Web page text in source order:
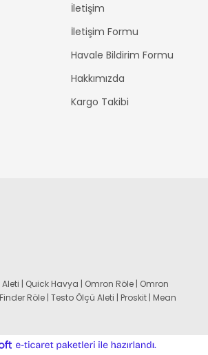
İletişim
İletişim Formu
Havale Bildirim Formu
Hakkımızda
Kargo Takibi
| Quick Havya | Omron Röle | Omron
Röle | Testo Ölçü Aleti | Proskit | Mean
ideasoft
e-